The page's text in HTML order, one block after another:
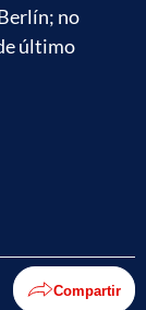
no
último
Compartir